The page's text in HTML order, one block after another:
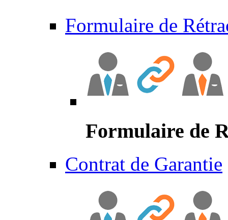
Formulaire de
Formulaire de
Contrat de Garantie